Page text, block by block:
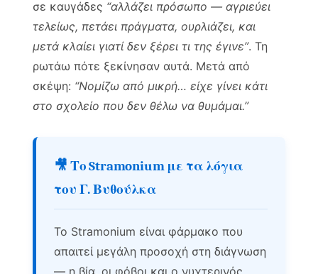
σε καυγάδες “αλλάζει πρόσωπο — αγριεύει
τελείως, πετάει πράγματα, ουρλιάζει, και
μετά κλαίει γιατί δεν ξέρει τι της έγινε”. Τη
ρωτάω πότε ξεκίνησαν αυτά. Μετά από
σκέψη: “Νομίζω από μικρή… είχε γίνει κάτι
στο σχολείο που δεν θέλω να θυμάμαι.”
🎥 Το Stramonium με τα λόγια
του Γ. Βυθούλκα
Το Stramonium είναι φάρμακο που
απαιτεί μεγάλη προσοχή στη διάγνωση
— η βία, οι φόβοι και ο νυχτερινός